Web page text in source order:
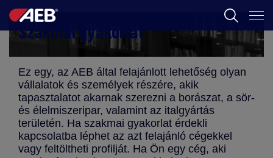
BORÁSZAT
FOOD
AEB ACADEMY
Szakmai gyakorlat
Ez egy, az AEB által felajánlott lehetőség olyan
vállalatok és személyek részére, akik
tapasztalatot akarnak szerezni a borászat, a sör-
és élelmiszeripar, valamint az italgyártás
területén. Ha szakmai gyakorlat érdekli
kapcsolatba léphet az azt felajánló cégekkel
vagy feltöltheti profilját. Ha Ön egy cég, aki